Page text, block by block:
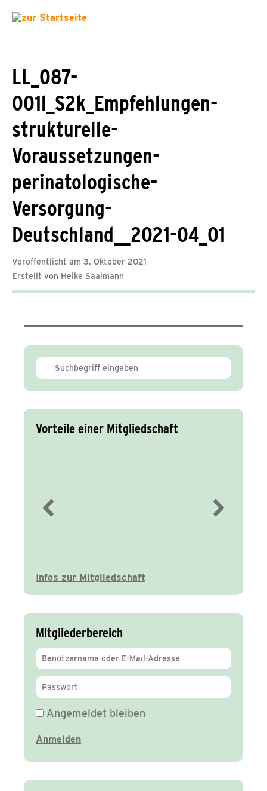
LL_087-
001l_S2k_Empfehlungen-
strukturelle-
Voraussetzungen-
perinatologische-
Versorgung-
Deutschland__2021-04_01
Veröffentlicht am 3. Oktober 2021
Erstellt von Heike Saalmann
Vorteile einer Mitgliedschaft
Infos zur Mitgliedschaft
Mitgliederbereich
Angemeldet bleiben